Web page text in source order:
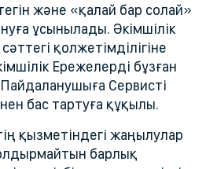
және «қалай бар солай»
ұсынылады. Әкімшілік
қолжетімділігіне
Ережелерді бұзған
Сервисті
бас тартуға құқылы.
қызметіндегі жаңылулар
барлық